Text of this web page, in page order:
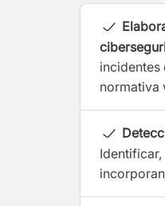
incidentes
normativa